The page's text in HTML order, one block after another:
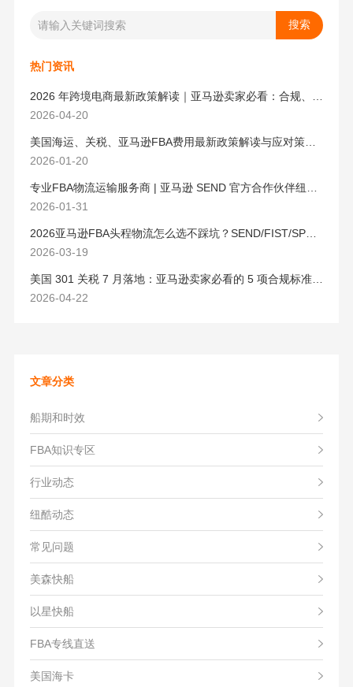
热门资讯
2026-04-20
美国海运、关税、亚马逊FBA费用最新政策解读与应对策略（2026版）
2026-01-20
2026-01-31
2026亚马逊FBA头程物流怎么选不踩坑？SEND/FIST/SPN官方认证物流商，只有这家敢承诺“准达率第一”
2026-03-19
美国 301 关税 7 月落地：亚马逊卖家必看的 5 项合规标准与稳交付方案
2026-04-22
文章分类
船期和时效
FBA知识专区
行业动态
纽酷动态
常见问题
美森快船
以星快船
FBA专线直送
美国海卡